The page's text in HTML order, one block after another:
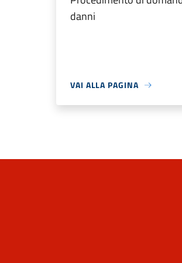
danni
VAI ALLA PAGINA